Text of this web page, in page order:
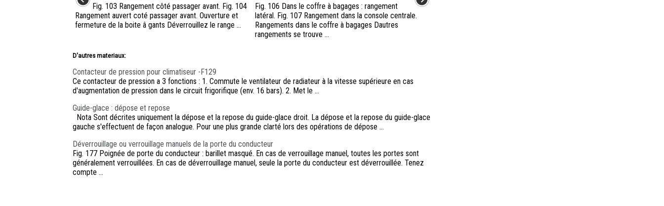
Fig. 103 Rangement côté passager avant. Fig. 104
Rangement auvert coté passager avant. Ouverture et
fermeture de la boite â gants Déverrouillez le range ...
Fig. 106 Dans le coffre à bagages : rangement
latéral. Fig. 107 Rangement dans la console centrale.
Rangements dans le coffre à bagages Dautres
rangements se trouve ...
D'autres materiaux:
Contacteur de pression pour climatiseur -F129
Ce contacteur de pression a 3 fonctions : 1. Commute le ventilateur de radiateur à la vitesse supérieure en cas
d'augmentation de pression dans le circuit frigorifique (env. 16 bars). 2. Met le ...
Guide-glace : dépose et repose
Nota Sont décrites uniquement la dépose et la repose du guide-glace droit. La dépose et la repose du guide-glace
gauche s'effectuent de façon analogue. Pour une plus grande clarté lors des opérations de dépose ...
Déverrouillage ou verrouillage manuels de la porte du conducteur
Fig. 177 Poignée de porte du conducteur : barillet masqué. En cas de verrouillage manuel, toutes les portes sont
généralement verrouillées. En cas de déverrouillage manuel, seule la porte du conducteur est déverrouillée. Tenez
compte ...